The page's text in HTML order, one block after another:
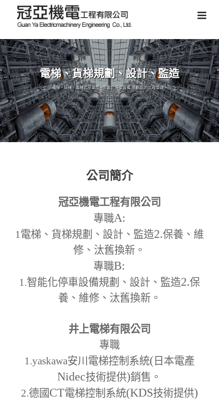
電梯、貨梯規劃、設計、監造
電梯、貨梯、電梯式停車塔、智能化停車設備,規劃設計,工程管理。
公司簡介
冠亞機電工程有限公司
專職A:
1電梯、貨梯規劃、設計、監造2.保養、維
修、汰舊換新。
專職B:
1.智能化停車設備規劃、設計、監造2.保
養、維修、汰舊換新。
井上電梯有限公司
專職
1.yaskawa安川電梯控制系統( 日本電產
Nidec技術提供)銷售。
2.德國 CT電梯控制系統(KDS技術提供)